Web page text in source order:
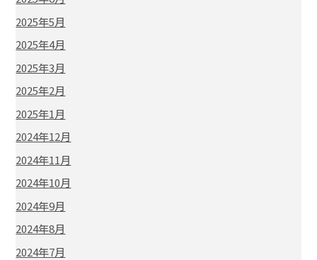
2025年5月
2025年4月
2025年3月
2025年2月
2025年1月
2024年12月
2024年11月
2024年10月
2024年9月
2024年8月
2024年7月